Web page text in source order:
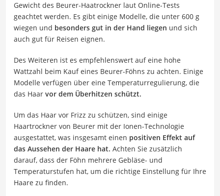
Gewicht des Beurer-Haatrockner laut Online-Tests
geachtet werden. Es gibt einige Modelle, die unter 600 g
wiegen und besonders gut in der Hand liegen und sich
auch gut für Reisen eignen.
Des Weiteren ist es empfehlenswert auf eine hohe
Wattzahl beim Kauf eines Beurer-Föhns zu achten. Einige
Modelle verfügen über eine Temperaturregulierung, die
das Haar vor dem Überhitzen schützt.
Um das Haar vor Frizz zu schützen, sind einige
Haartrockner von Beurer mit der Ionen-Technologie
ausgestattet, was insgesamt einen positiven Effekt auf
das Aussehen der Haare hat. Achten Sie zusätzlich
darauf, dass der Föhn mehrere Gebläse- und
Temperaturstufen hat, um die richtige Einstellung für Ihre
Haare zu finden.